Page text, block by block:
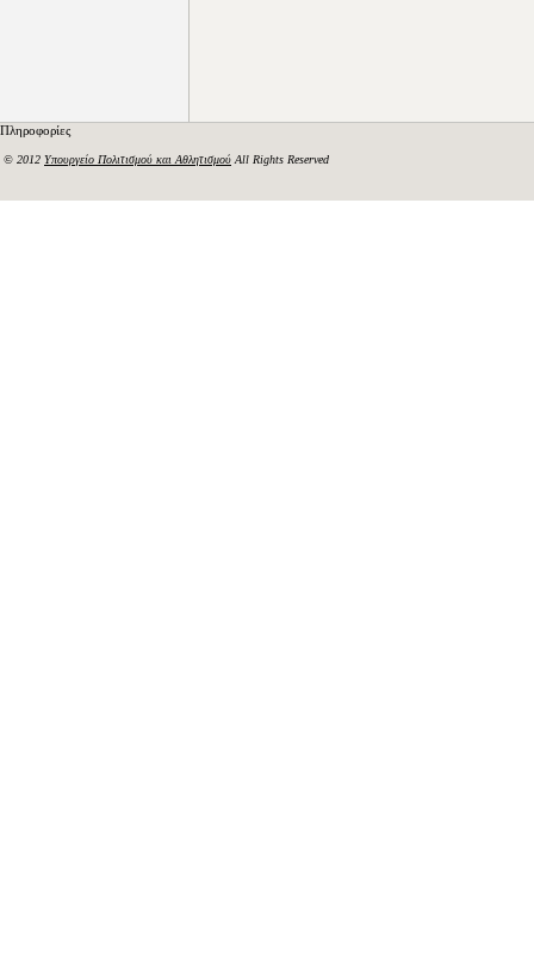
Πληροφορίες
© 2012 Υπουργείο Πολιτισμού και Αθλητισμού All Rights Reserved